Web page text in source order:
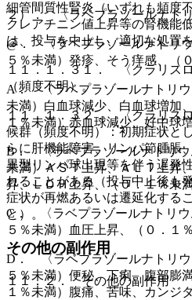
２）． 〈ラベプラゾールナトリ
@． 〈ラベプラゾールナトリ
５％未満）発疹、そう痒感、（
A． 〈ラベプラゾールナトリウ
未満）白血球減少、白血球増加
１％未満）赤血球減少、好中球
B． 〈ラベプラゾールナトリウ
未満）ＡＳＴ上昇、ＡＬＴ上昇
昇、ＬＤＨ上昇、（０．１％未
C． 〈ラベプラゾールナトリウ
５％未満）血圧上昇、（０．１
D． 〈ラベプラゾールナトリ
５％未満）便秘、下痢、腹部膨
１％未満）腹痛、苦味、カンジ
細管間質性腎炎（いずれも頻度
クレアチニン値上昇等の腎機能
は、投与を中止し、適切な処置
１１．１．３１． 〈クラリス
（頻度不明）。
１１．１．３２． 〈クラリス
候群（頻度不明）：初期症状と
らに肝機能障害、リンパ節腫脹
異型リンパ球出現等を伴う遅発
れることがある（投与中止後も
症状が再燃あるいは遷延化する
と）。
その他の副作用
１１．２． その他の副作用